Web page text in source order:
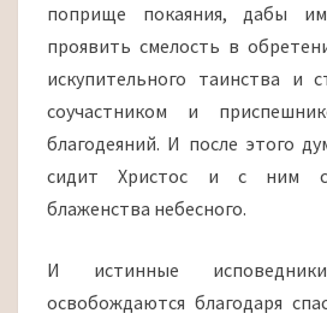
поприще покаяния, дабы
проявить смелость в
искупительного таинства и
соучастником и
благодеяний. И после этого
сидит Христос и с ним
блаженства небесного.
И истинные
освобождаются благодаря